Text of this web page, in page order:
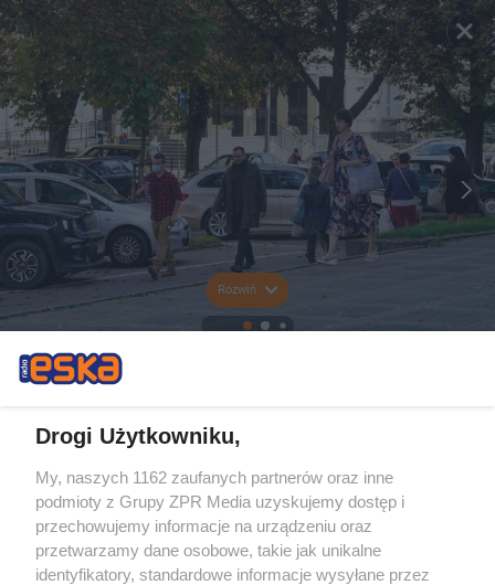
Rozwiń
Drogi Użytkowniku,
My, naszych 1162 zaufanych partnerów oraz inne
podmioty z Grupy ZPR Media uzyskujemy dostęp i
przechowujemy informacje na urządzeniu oraz
przetwarzamy dane osobowe, takie jak unikalne
identyfikatory, standardowe informacje wysyłane przez